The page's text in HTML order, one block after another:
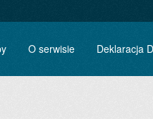
O serwisie Deklaracja